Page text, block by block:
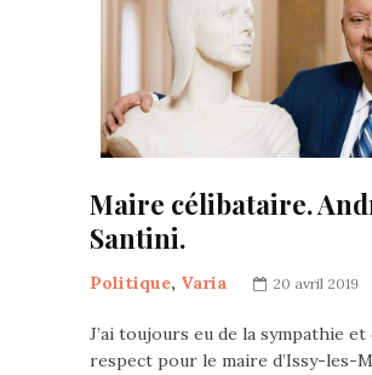
Maire célibataire.
Santini.
Politique, Varia 20 avril 2019
J’ai toujours eu de la sympathie et
respect pour le maire d’Issy-les-